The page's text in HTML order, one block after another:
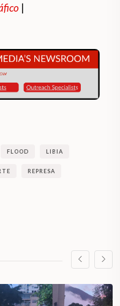
|
FLOOD LIBIA
REPRESA